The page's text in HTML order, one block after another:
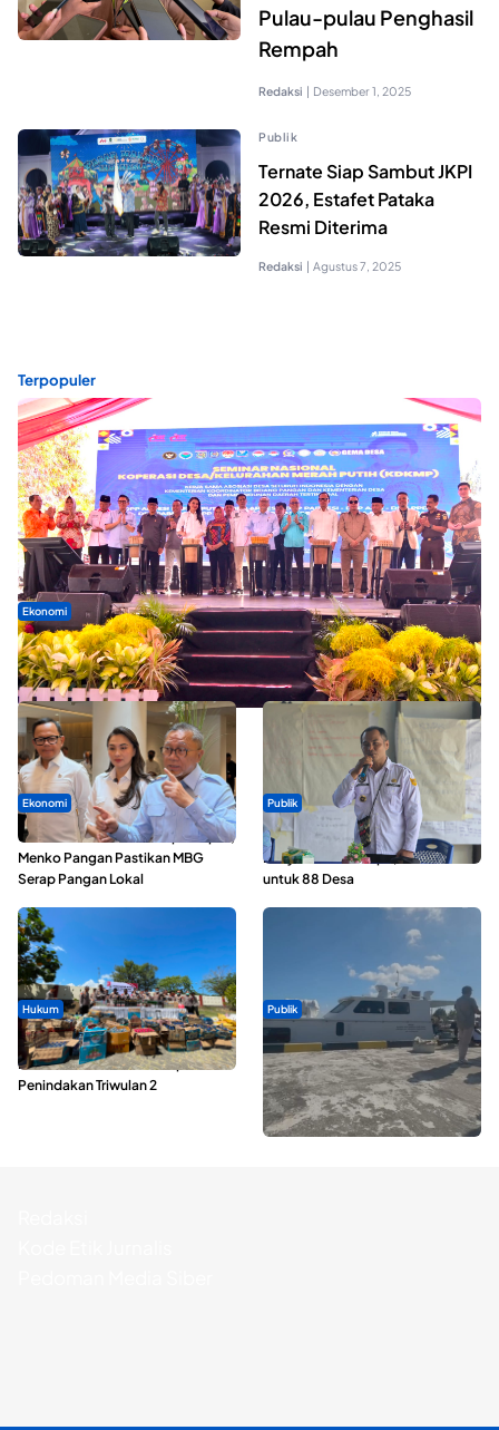
Pulau-pulau Penghasil
Rempah
Redaksi | Desember 1, 2025
Publik
Ternate Siap Sambut JKPI
2026, Estafet Pataka
Resmi Diterima
Redaksi | Agustus 7, 2025
Terpopuler
Ekonomi
Seminar di Ternate, Mendes Perkuat Sinergi Percepatan
Kopdes Merah Putih
Ekonomi
SPPG di Maluku Utara Dipercepat,
Menko Pangan Pastikan MBG
Serap Pangan Lokal
Publik
ABDESI Morotai Apresiasi
Penyaluran ADD Rp3,13 Miliar
untuk 88 Desa
Hukum
Polda Maluku Utara Musnahkan
Ribuan Liter Miras Hasil Operasi
Penindakan Triwulan 2
Publik
Pelayaran Perdana KM Dodola
Express Terkendala, Baling-baling
Kapal Rusak